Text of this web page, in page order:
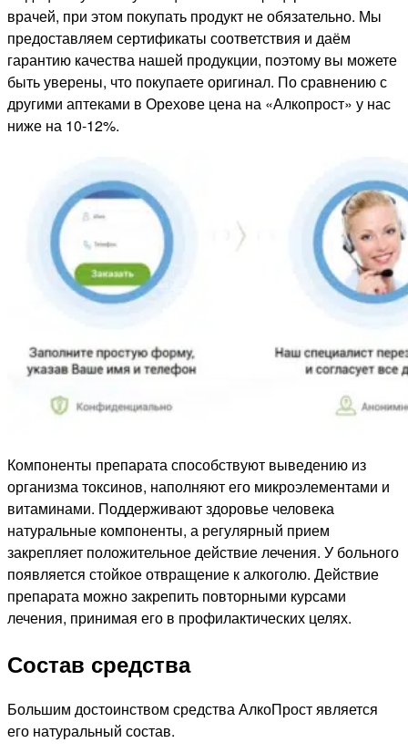
врачей, при этом покупать продукт не обязательно. Мы
предоставляем сертификаты соответствия и даём
гарантию качества нашей продукции, поэтому вы можете
быть уверены, что покупаете оригинал. По сравнению с
другими аптеками в Орехове цена на «Алкопрост» у нас
ниже на 10-12%.
Компоненты препарата способствуют выведению из
организма токсинов, наполняют его микроэлементами и
витаминами. Поддерживают здоровье человека
натуральные компоненты, а регулярный прием
закрепляет положительное действие лечения. У больного
появляется стойкое отвращение к алкоголю. Действие
препарата можно закрепить повторными курсами
лечения, принимая его в профилактических целях.
Состав средства
Большим достоинством средства АлкоПрост является
его натуральный состав.